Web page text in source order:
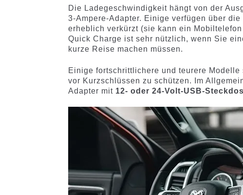
Die Ladegeschwindigkeit hängt von der
3-Ampere-Adapter. Einige verfügen über die
erheblich verkürzt (sie kann ein
Quick Charge ist sehr nützlich, wenn Sie
kurze Reise machen müssen.
Einige fortschrittlichere und teurere
vor Kurzschlüssen zu schützen. Im
Adapter mit 12- oder 24-Volt-USB-